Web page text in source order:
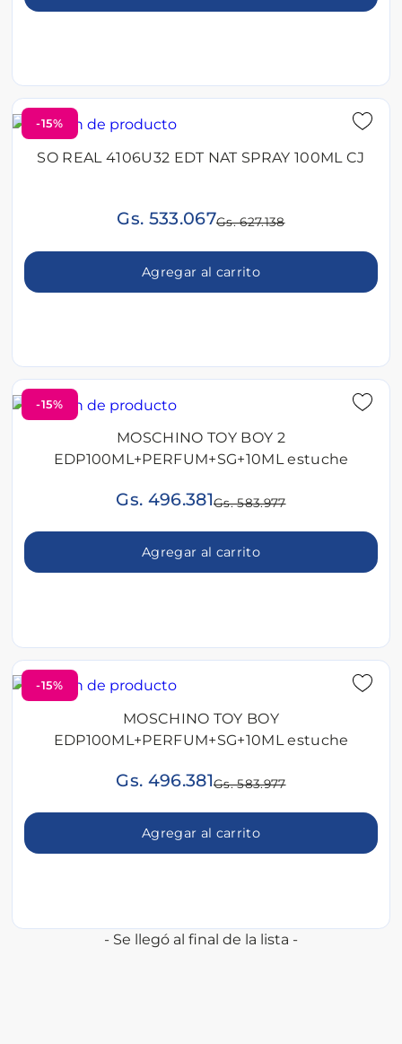
-15%
SO REAL 4106U32 EDT NAT SPRAY 100ML CJ
Gs. 533.067Gs. 627.138
Agregar al carrito
-15%
MOSCHINO TOY BOY 2
EDP100ML+PERFUM+SG+10ML estuche
Gs. 496.381Gs. 583.977
Agregar al carrito
-15%
MOSCHINO TOY BOY
EDP100ML+PERFUM+SG+10ML estuche
Gs. 496.381Gs. 583.977
Agregar al carrito
- Se llegó al final de la lista -